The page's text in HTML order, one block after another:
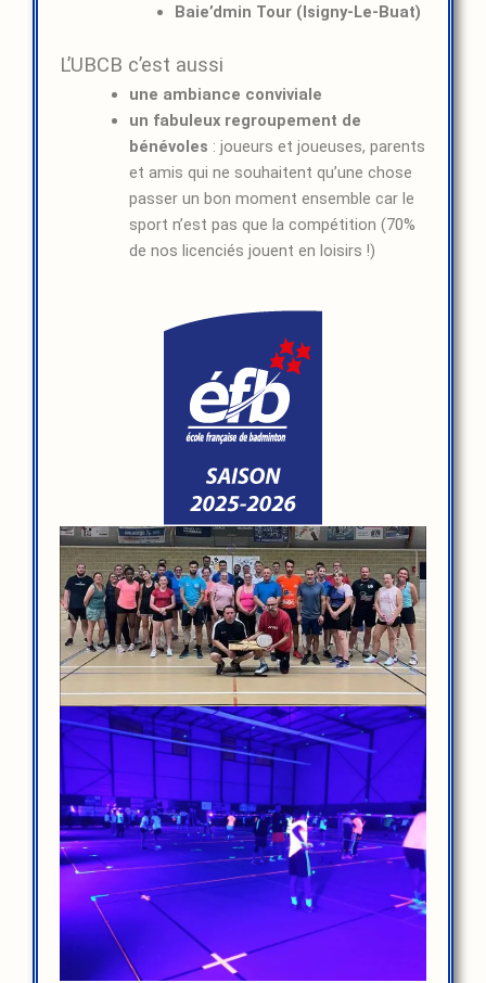
Baie’dmin Tour (Isigny-Le-Buat)
L’UBCB c’est aussi
une ambiance conviviale
un fabuleux regroupement de
bénévoles : joueurs et joueuses, parents
et amis qui ne souhaitent qu’une chose
passer un bon moment ensemble car le
sport n’est pas que la compétition (70%
de nos licenciés jouent en loisirs !)